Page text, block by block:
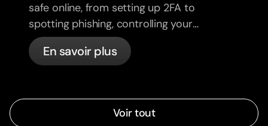
safe online, from setting up 2FA to
spotting phishing, controlling your
cards, and what bunq handles
automatically.
En savoir plus
Voir tout